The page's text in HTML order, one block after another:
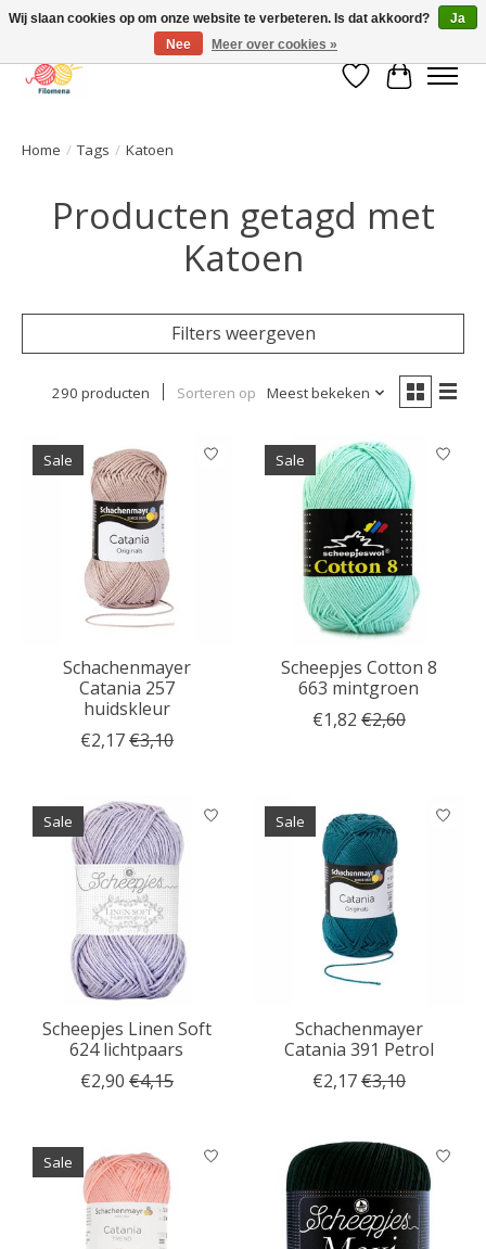
Verlanglijst
Home / Tags / Katoen
Producten getagd met
Katoen
Filters weergeven
290 producten Sorteren op Meest bekeken
Sale
Schachenmayer
Catania 257
huidskleur
€2,17€3,10
Sale
Scheepjes Cotton 8
663 mintgroen
€1,82 €2,60
Sale
Scheepjes Linen Soft
624 lichtpaars
€2,90 €4,15
Sale
Schachenmayer
Catania 391 Petrol
€2,17€3,10
Sale
Wij slaan cookies op om onze website te verbeteren. Is dat akkoord?
Ja
Nee
Meer over cookies »